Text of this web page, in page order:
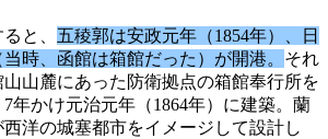
と、 五稜郭は安政元年（1854年）、日
時、函館は箱館だった）が開港。 それ
山麓にあった防衛拠点の箱館奉行所を
年かけ元治元年（1864年）に建築。蘭
洋の城塞都市をイメージして設計し